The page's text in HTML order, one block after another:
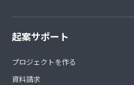
起案サポート
プロジェクトを作る
資料請求